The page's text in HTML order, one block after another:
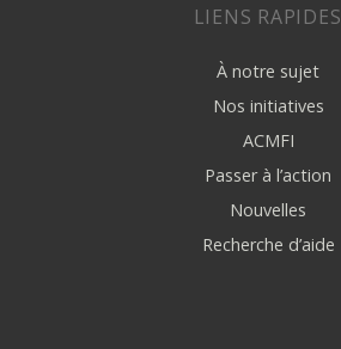
LIENS RAPIDES
À notre sujet
Nos initiatives
ACMFI
Passer à l’action
Nouvelles
Recherche d’aide